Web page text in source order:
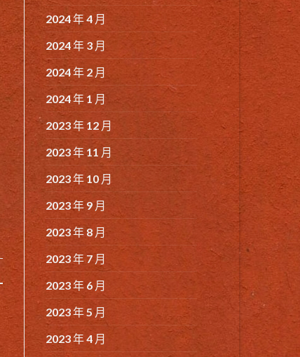
2024 年 4 月
2024 年 3 月
2024 年 2 月
2024 年 1 月
2023 年 12 月
2023 年 11 月
2023 年 10 月
2023 年 9 月
2023 年 8 月
2023 年 7 月
2023 年 6 月
2023 年 5 月
2023 年 4 月